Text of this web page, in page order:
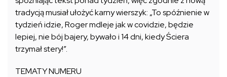
tradycją musiał ułożyć karny wierszyk: „To spóźnienie w
tydzień idzie, Roger mdleje jak w covidzie, będzie
lepiej, nie bój bajery, bywało i 14 dni, kiedy Ściera
trzymał stery!”.
TEMATY NUMERU